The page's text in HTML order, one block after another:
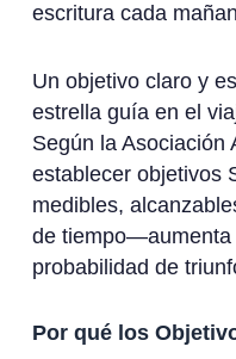
escritura cada
Un objetivo claro y
estrella guía en el
Según la Asociación
establecer objetivos
medibles,
de tiempo—aumenta
probabilidad de
Por qué los